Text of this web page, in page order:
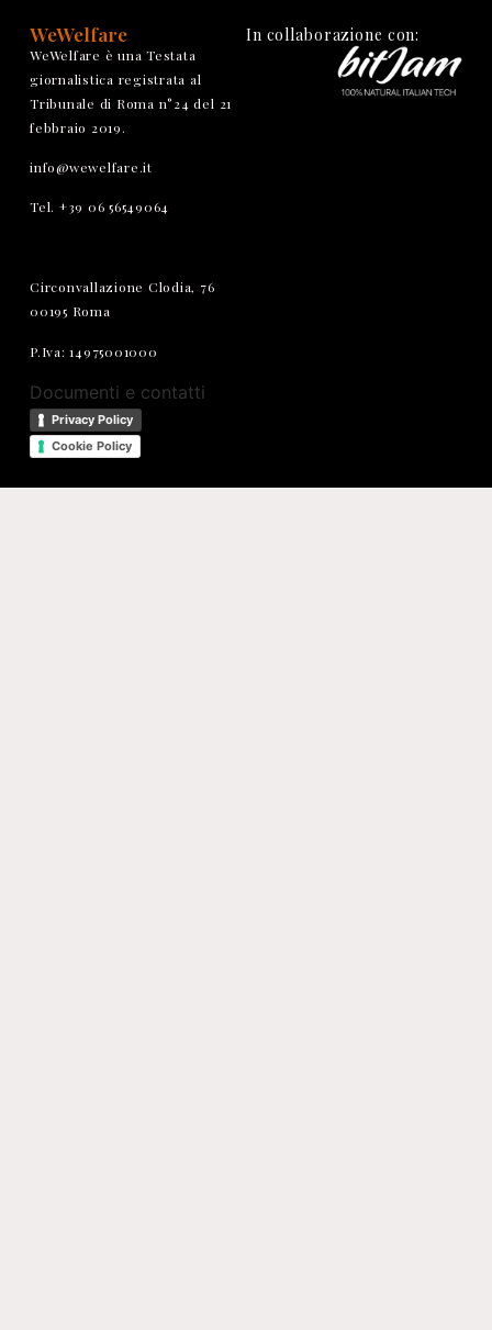
WeWelfare
WeWelfare è una Testata
giornalistica registrata al
Tribunale di Roma n°24 del 21
febbraio 2019.
info@wewelfare.it
Tel. +39 06 56549064
Circonvallazione Clodia, 76
00195 Roma
P.Iva: 14975001000
Documenti e contatti
Privacy Policy
Cookie Policy
In collaborazione con: